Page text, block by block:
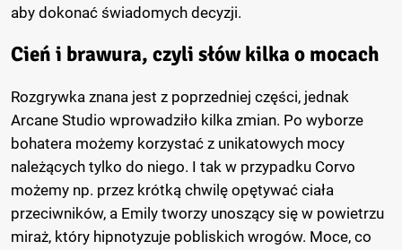
aby dokonać świadomych decyzji.
Cień i brawura, czyli słów kilka o mocach
Rozgrywka znana jest z poprzedniej części, jednak
Arcane Studio wprowadziło kilka zmian. Po wyborze
bohatera możemy korzystać z unikatowych mocy
należących tylko do niego. I tak w przypadku Corvo
możemy np. przez krótką chwilę opętywać ciała
przeciwników, a Emily tworzy unoszący się w powietrzu
miraż, który hipnotyzuje pobliskich wrogów. Moce, co